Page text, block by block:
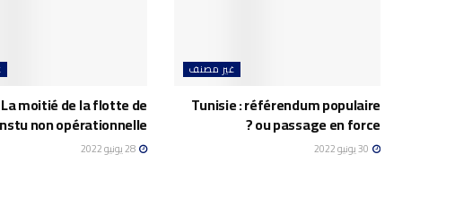
غير مصنف
Tunisie : référendum populaire
ou passage en force ?
moitié de la flotte de
non opérationnelle